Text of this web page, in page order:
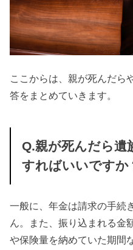
ここからは、親が死んだら
答をまとめていきます。
Q.親が死んだら遺
すればいいですか
一般に、年金は請求の手続
ん。また、振り込まれる金
や保険量を納めていた期間